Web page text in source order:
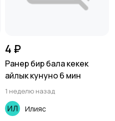
4 ₽
Ранер бир бала кекек
айлык кунуно 6 мин
1 неделю назад
Илияс